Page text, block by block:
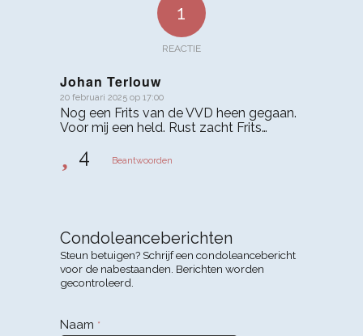
1
REACTIE
Johan Terlouw
zegt:
20 februari 2025 op 17:00
Nog een Frits van de VVD heen gegaan.
Voor mij een held. Rust zacht Frits…
4 Beantwoorden
Condoleanceberichten
Steun betuigen? Schrijf een condoleancebericht
voor de nabestaanden. Berichten worden
gecontroleerd.
Naam *